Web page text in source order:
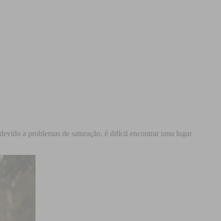
a problemas de saturação, é difícil encontrar uma lugar